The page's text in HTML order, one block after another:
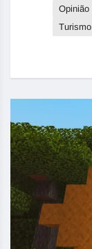
Opinião
Turismo